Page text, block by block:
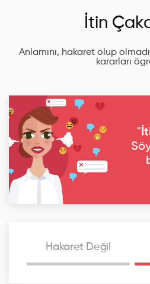
İtin
Anlamını, hakaret olup
kararları
"
Hakaret Değil